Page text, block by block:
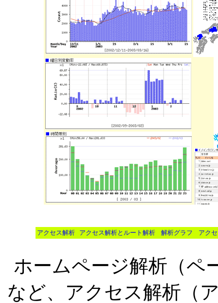
アクセス解析 アクセス解析とルート解析 解析グラフ アク
ホームページ解析（ペ
など、アクセス解析（